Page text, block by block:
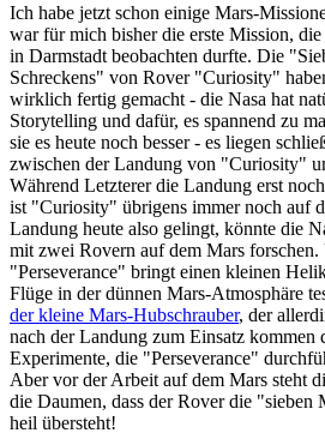
Ich habe jetzt schon einige Mars-
war für mich bisher die erste Mission,
in Darmstadt beobachten durfte. Die
Schreckens" von Rover "Curiosity"
wirklich fertig gemacht - die Nasa hat
Storytelling und dafür, es spannend zu
sie es heute noch besser - es liegen
zwischen der Landung von "Curiosity"
Während Letzterer die Landung erst
ist "Curiosity" übrigens immer noch auf
Landung heute also gelingt, könnte die
mit zwei Rovern auf dem Mars forschen.
"Perseverance" bringt einen kleinen
Flüge in der dünnen Mars-Atmosphäre
der kleine Mars-Hubschrauber, der
nach der Landung zum Einsatz kommen
Experimente, die "Perseverance"
Aber vor der Arbeit auf dem Mars steht
die Daumen, dass der Rover die "sieben
heil übersteht!